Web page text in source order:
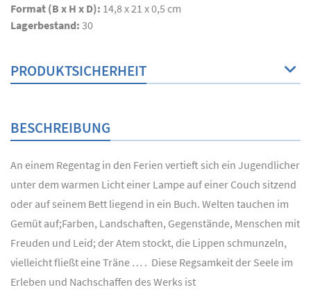
Format (B x H x D): 14,8 x 21 x 0,5 cm
Lagerbestand: 30
PRODUKTSICHERHEIT
BESCHREIBUNG
An einem Regentag in den Ferien vertieft sich ein Jugendlicher
unter dem warmen Licht einer Lampe auf einer Couch sitzend
oder auf seinem Bett liegend in ein Buch. Welten tauchen im
Gemüt auf;Farben, Landschaften, Gegenstände, Menschen mit
Freuden und Leid; der Atem stockt, die Lippen schmunzeln,
vielleicht fließt eine Träne … . Diese Regsamkeit der Seele im
Erleben und Nachschaffen des Werks ist